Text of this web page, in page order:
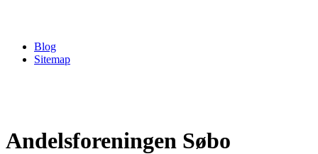
Blog
Sitemap
Andelsforeningen Søbo